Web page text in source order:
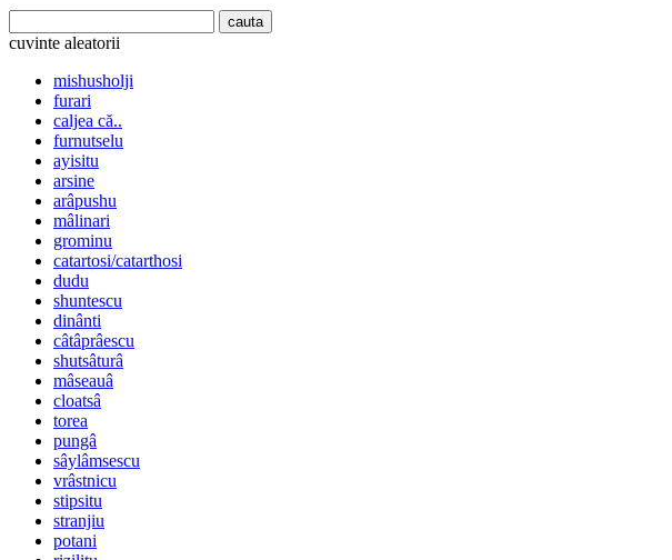
cuvinte aleatorii
mishusholji
furari
caljea că..
furnutselu
ayisitu
arsine
arâpushu
mâlinari
grominu
catartosi/catarthosi
dudu
shuntescu
dinânti
câtâprâescu
shutsâturâ
mâseauâ
cloatsâ
torea
pungâ
sâylâmsescu
vrâstnicu
stipsitu
stranjiu
potani